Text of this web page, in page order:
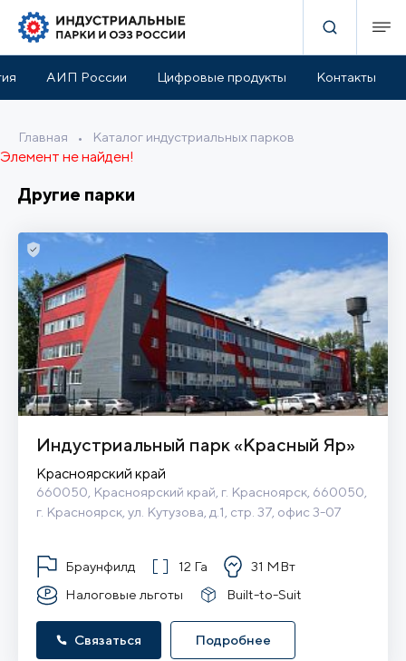
АИП России Цифровые продукты Контакты
Главная • Каталог индустриальных парков
Элемент не найден!
Другие парки
Индустриальный парк «Красный Яр»
Красноярский край
660050, Красноярский край, г. Красноярск, 660050,
г. Красноярск, ул. Кутузова, д.1, стр. 37, офис 3-07
Браунфилд 12 Га
31 МВт
Налоговые льготы
Built-to-Suit
Связаться Подробнее